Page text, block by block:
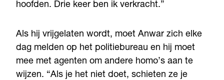
hoofden. Drie keer ben ik verkracht.”
Als hij vrijgelaten wordt, moet Anwar zich elke
dag melden op het politiebureau en hij moet
mee met agenten om andere homo’s aan te
wijzen. “Als je het niet doet, schieten ze je